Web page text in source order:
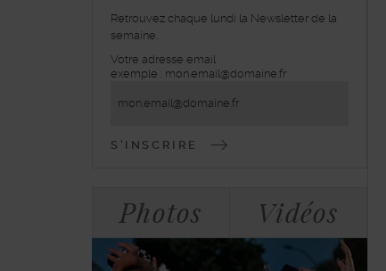
Retrouvez chaque lundi la Newsletter de la
semaine.
inscrivez-
vous
lettre
Votre adresse email
exemple : mon.email@domaine.fr
Photos Vidéos